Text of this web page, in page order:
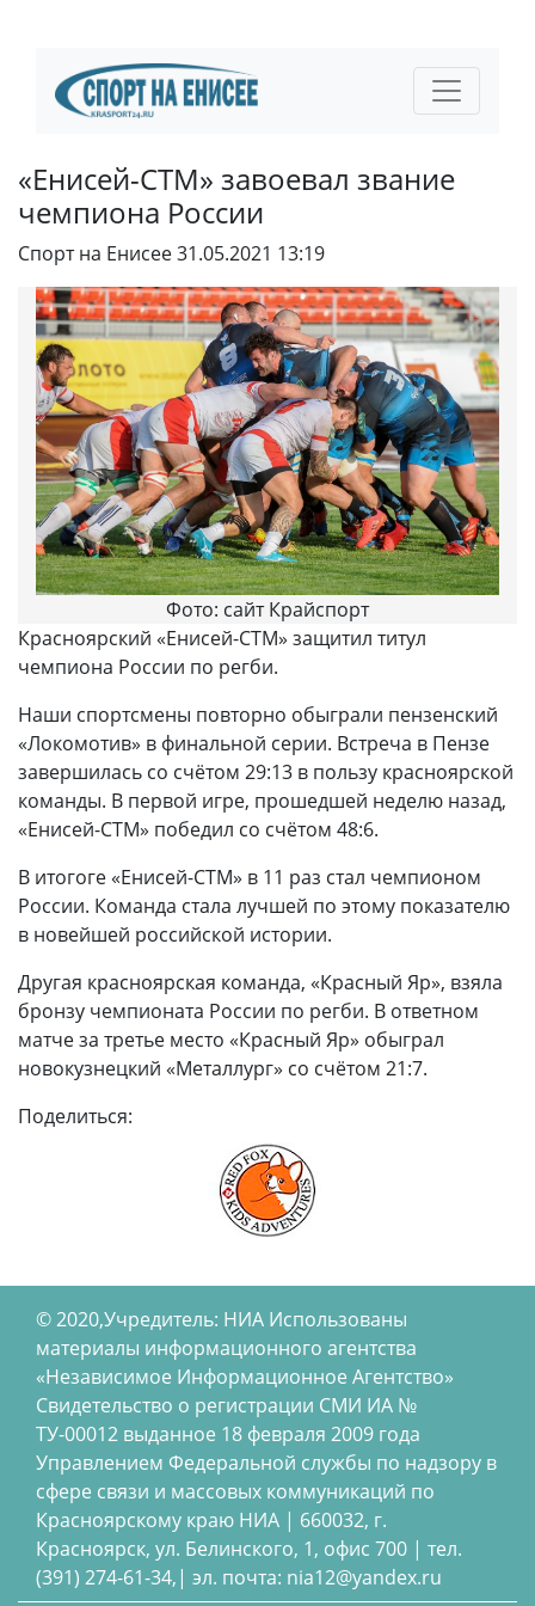
«Енисей-СТМ» завоевал звание
чемпиона России
Спорт на Енисее31.05.2021 13:19
Фото: сайт Крайспорт
Красноярский «Енисей-СТМ» защитил титул
чемпиона России по регби.
Наши спортсмены повторно обыграли пензенский
«Локомотив» в финальной серии. Встреча в Пензе
завершилась со счётом 29:13 в пользу красноярской
команды. В первой игре, прошедшей неделю назад,
«Енисей-СТМ» победил со счётом 48:6.
В итогоге «Енисей-СТМ» в 11 раз стал чемпионом
России. Команда стала лучшей по этому показателю
в новейшей российской истории.
Другая красноярская команда, «Красный Яр», взяла
бронзу чемпионата России по регби. В ответном
матче за третье место «Красный Яр» обыграл
новокузнецкий «Металлург» со счётом 21:7.
Поделиться:
© 2020,Учредитель: НИА Использованы
материалы информационного агентства
«Независимое Информационное Агентство»
Свидетельство о регистрации СМИ ИА №
ТУ-00012 выданное 18 февраля 2009 года
Управлением Федеральной службы по надзору в
сфере связи и массовых коммуникаций по
Красноярскому краю НИА | 660032, г.
Красноярск, ул. Белинского, 1, офис 700 | тел.
(391) 274-61-34,| эл. почта: nia12@yandex.ru